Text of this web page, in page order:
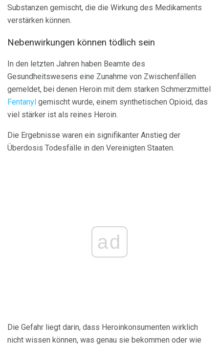
Substanzen gemischt, die die Wirkung des Medikaments
verstärken können.
Nebenwirkungen können tödlich sein
In den letzten Jahren haben Beamte des
Gesundheitswesens eine Zunahme von Zwischenfällen
gemeldet, bei denen Heroin mit dem starken Schmerzmittel
Fentanyl gemischt wurde, einem synthetischen Opioid, das
viel stärker ist als reines Heroin.
Die Ergebnisse waren ein signifikanter Anstieg der
Überdosis Todesfälle in den Vereinigten Staaten.
ad
Die Gefahr liegt darin, dass Heroinkonsumenten wirklich
nicht wissen können, was genau sie bekommen oder wie